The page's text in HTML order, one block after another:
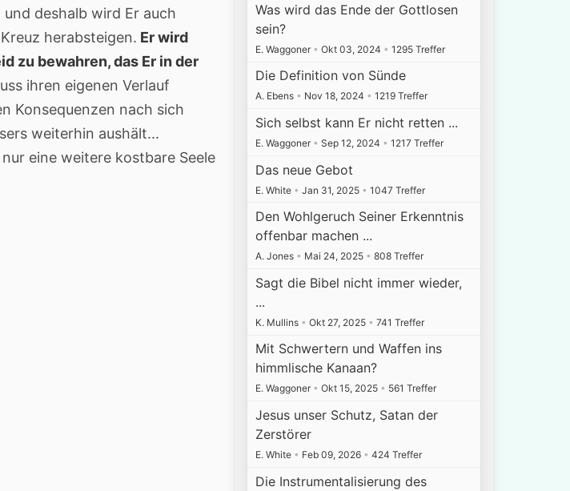
deshalb wird Er auch
herabsteigen. Er wird
zu bewahren, das Er in der
ihren eigenen Verlauf
Konsequenzen nach sich
weiterhin aushält...
eine weitere kostbare Seele
Was wird das Ende der Gottlosen
sein?
E. Waggoner • Okt 03, 2024 • 1295 Treffer
Die Definition von Sünde
A. Ebens • Nov 18, 2024 • 1219 Treffer
Sich selbst kann Er nicht retten ...
E. Waggoner • Sep 12, 2024 • 1217 Treffer
Das neue Gebot
E. White • Jan 31, 2025 • 1047 Treffer
Den Wohlgeruch Seiner Erkenntnis
offenbar machen ...
A. Jones • Mai 24, 2025 • 808 Treffer
Sagt die Bibel nicht immer wieder,
...
K. Mullins • Okt 27, 2025 • 741 Treffer
Mit Schwertern und Waffen ins
himmlische Kanaan?
E. Waggoner • Okt 15, 2025 • 561 Treffer
Jesus unser Schutz, Satan der
Zerstörer
E. White • Feb 09, 2026 • 424 Treffer
Die Instrumentalisierung des